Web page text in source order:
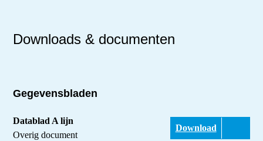
Downloads & documenten
Gegevensbladen
Datablad A lijn
Overig document
Download